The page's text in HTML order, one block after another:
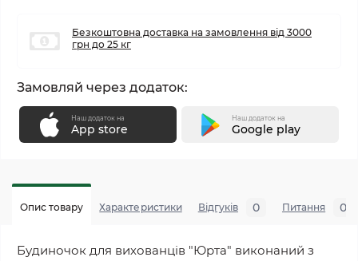
Безкоштовна доставка на замовлення від 3000
грн до 25 кг
Замовляй через додаток:
Наш додаток на
App store
Наш додаток на
Google play
Опис товару Характеристики Відгуків 0 Питання 0
Будиночок для вихованців "Юрта" виконаний з